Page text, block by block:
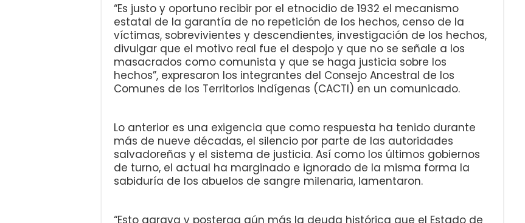
“Es justo y oportuno recibir por el etnocidio de 1932 el mecanismo
estatal de la garantía de no repetición de los hechos, censo de la
víctimas, sobrevivientes y descendientes, investigación de los hechos,
divulgar que el motivo real fue el despojo y que no se señale a los
masacrados como comunista y que se haga justicia sobre los
hechos”, expresaron los integrantes del Consejo Ancestral de los
Comunes de los Territorios Indígenas (CACTI) en un comunicado.
Lo anterior es una exigencia que como respuesta ha tenido durante
más de nueve décadas, el silencio por parte de las autoridades
salvadoreñas y el sistema de justicia. Así como los últimos gobiernos
de turno, el actual ha marginado e ignorado de la misma forma la
sabiduría de los abuelos de sangre milenaria, lamentaron.
“Esto agrava y posterga aún más la deuda histórica que el Estado de